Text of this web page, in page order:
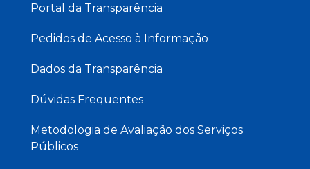
Portal da Transparência
Pedidos de Acesso à Informação
Dados da Transparência
Dúvidas Frequentes
Metodologia de Avaliação dos Serviços
Públicos